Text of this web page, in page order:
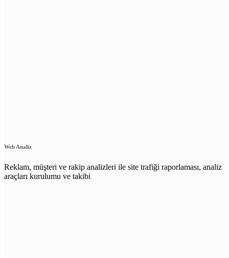
Web Analiz
Reklam, müşteri ve rakip analizleri ile site trafiği raporlaması, analiz
araçları kurulumu ve takibi